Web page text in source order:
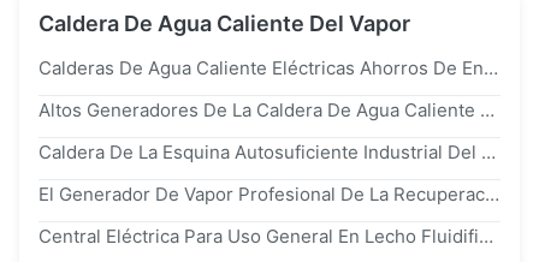
Caldera De Agua Caliente Del Vapor
Calderas De Agua Caliente Eléctricas Ahorros De Energía Del Vapor Para La Industria Y La Central Eléctrica
Altos Generadores De La Caldera De Agua Caliente Del Vapor De La Eficacia Termal Con Aceite/De Gas
Caldera De La Esquina Autosuficiente Industrial Del Tubo Con El Enfriamiento Natural De La Circulación
El Generador De Vapor Profesional De La Recuperación De Calor De La Central Eléctrica Industrial Y Cuece La Agua Al Vapor Caliente
Central Eléctrica Para Uso General En Lecho Fluidificado Industrial De La Caldera De CFB, Caldera De Vapor De Alta Presión